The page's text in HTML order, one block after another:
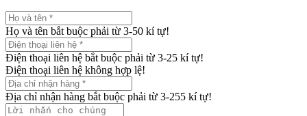
Họ và tên bắt buộc phải từ 3-50 kí tự!
Điện thoại liên hệ bắt buộc phải từ 3-25 kí tự!
Điện thoại liên hệ không hợp lệ!
Địa chỉ nhận hàng bắt buộc phải từ 3-255 kí tự!